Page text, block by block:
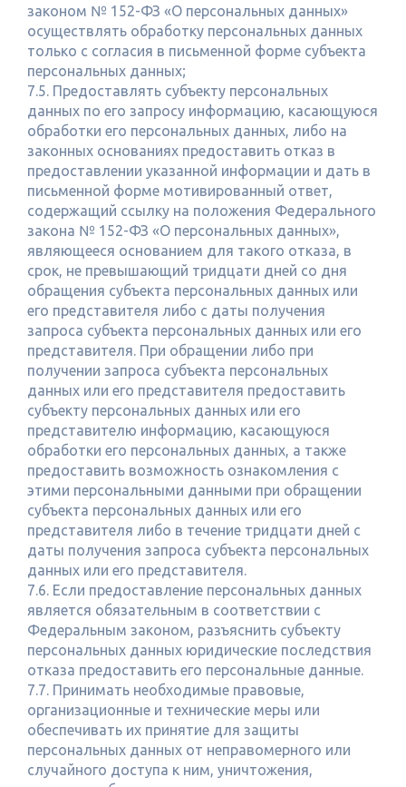
законом № 152-ФЗ «О персональных данных»
осуществлять обработку персональных данных
только с согласия в письменной форме субъекта
персональных данных;
7.5. Предоставлять субъекту персональных
данных по его запросу информацию, касающуюся
обработки его персональных данных, либо на
законных основаниях предоставить отказ в
предоставлении указанной информации и дать в
письменной форме мотивированный ответ,
содержащий ссылку на положения Федерального
закона № 152-ФЗ «О персональных данных»,
являющееся основанием для такого отказа, в
срок, не превышающий тридцати дней со дня
обращения субъекта персональных данных или
его представителя либо с даты получения
запроса субъекта персональных данных или его
представителя. При обращении либо при
получении запроса субъекта персональных
данных или его представителя предоставить
субъекту персональных данных или его
представителю информацию, касающуюся
обработки его персональных данных, а также
предоставить возможность ознакомления с
этими персональными данными при обращении
субъекта персональных данных или его
представителя либо в течение тридцати дней с
даты получения запроса субъекта персональных
данных или его представителя.
7.6. Если предоставление персональных данных
является обязательным в соответствии с
Федеральным законом, разъяснить субъекту
персональных данных юридические последствия
отказа предоставить его персональные данные.
7.7. Принимать необходимые правовые,
организационные и технические меры или
обеспечивать их принятие для защиты
персональных данных от неправомерного или
случайного доступа к ним, уничтожения,